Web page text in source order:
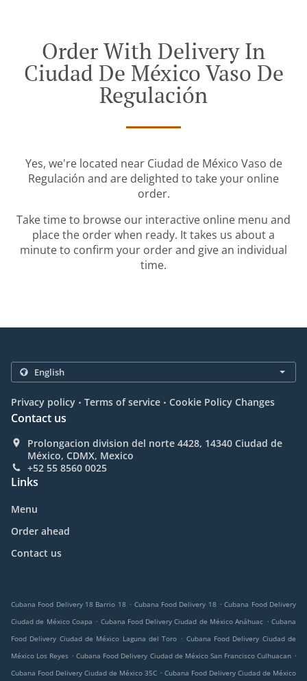
Order With Delivery In
Ciudad De México Vaso De
Regulación
Yes, we're located near Ciudad de México Vaso de
Regulación and are delighted to take your online
order.
Take time to browse our interactive online menu and
place the order when ready. It takes us about a
minute to confirm your order and give an individual
time.
Privacy policy . Terms of service . Cookie Policy Changes
Contact us
Prolongacion division del norte 4428, 14340 Ciudad de
México, CDMX, Mexico
+52 55 8560 0025
Links
Menu
Order ahead
Contact us
Cubana Food Delivery 18 Barrio 18 . Cubana Food Delivery 18 . Cubana Food Delivery
Ciudad de México Coapa . Cubana Food Delivery Ciudad de México Anáhuac . Cubana
Food Delivery Ciudad de México Laguna del Toro . Cubana Food Delivery Ciudad de
México Los Reyes . Cubana Food Delivery Ciudad de México San Francisco Culhuacan .
Cubana Food Delivery Ciudad de México 35C . Cubana Food Delivery Ciudad de México